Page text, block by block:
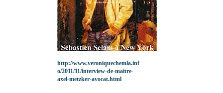
http://www.veroniquechemla.inf
o/2011/11/interview-de-maitre-
axel-metzker-avocat.html